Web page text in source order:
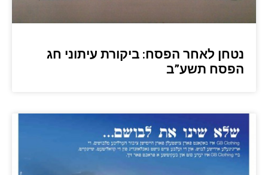
נטחן לאחר הפסח: ביקורת עיתוני חג
הפסח תשע”ב